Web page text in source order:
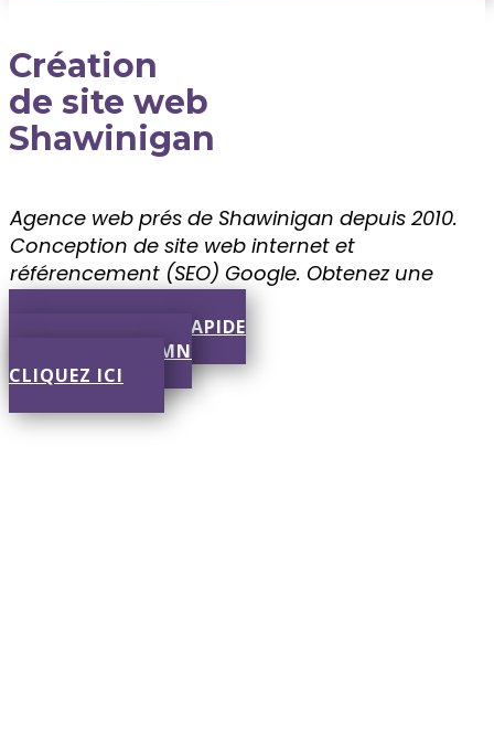
Création
de site web
Shawinigan
Agence web prés de Shawinigan depuis 2010.
Conception de site web internet et
référencement (SEO) Google. ​Obtenez une
SOUMISSION RAPIDE
RÉPONSE EN 30 MN
CLIQUEZ ICI